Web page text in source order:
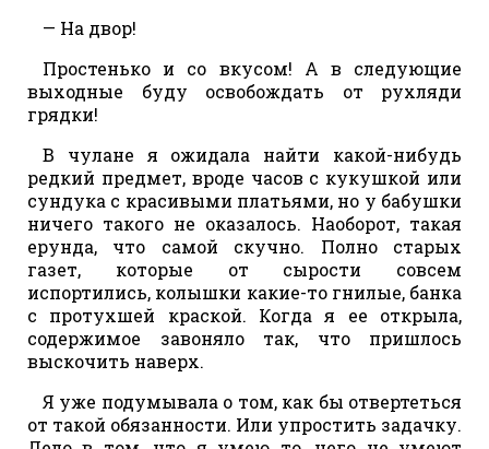
— На двор!
Простенько и со вкусом! А в следующие
выходные буду освобождать от рухляди
грядки!
В чулане я ожидала найти какой-нибудь
редкий предмет, вроде часов с кукушкой или
сундука с красивыми платьями, но у бабушки
ничего такого не оказалось. Наоборот, такая
ерунда, что самой скучно. Полно старых
газет, которые от сырости совсем
испортились, колышки какие-то гнилые, банка
с протухшей краской. Когда я ее открыла,
содержимое завоняло так, что пришлось
выскочить наверх.
Я уже подумывала о том, как бы отвертеться
от такой обязанности. Или упростить задачку.